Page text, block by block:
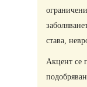
става,
Акцент се